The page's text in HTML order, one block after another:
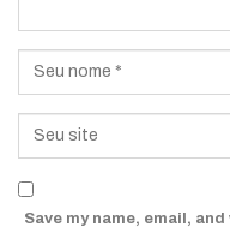
Save my name, email,